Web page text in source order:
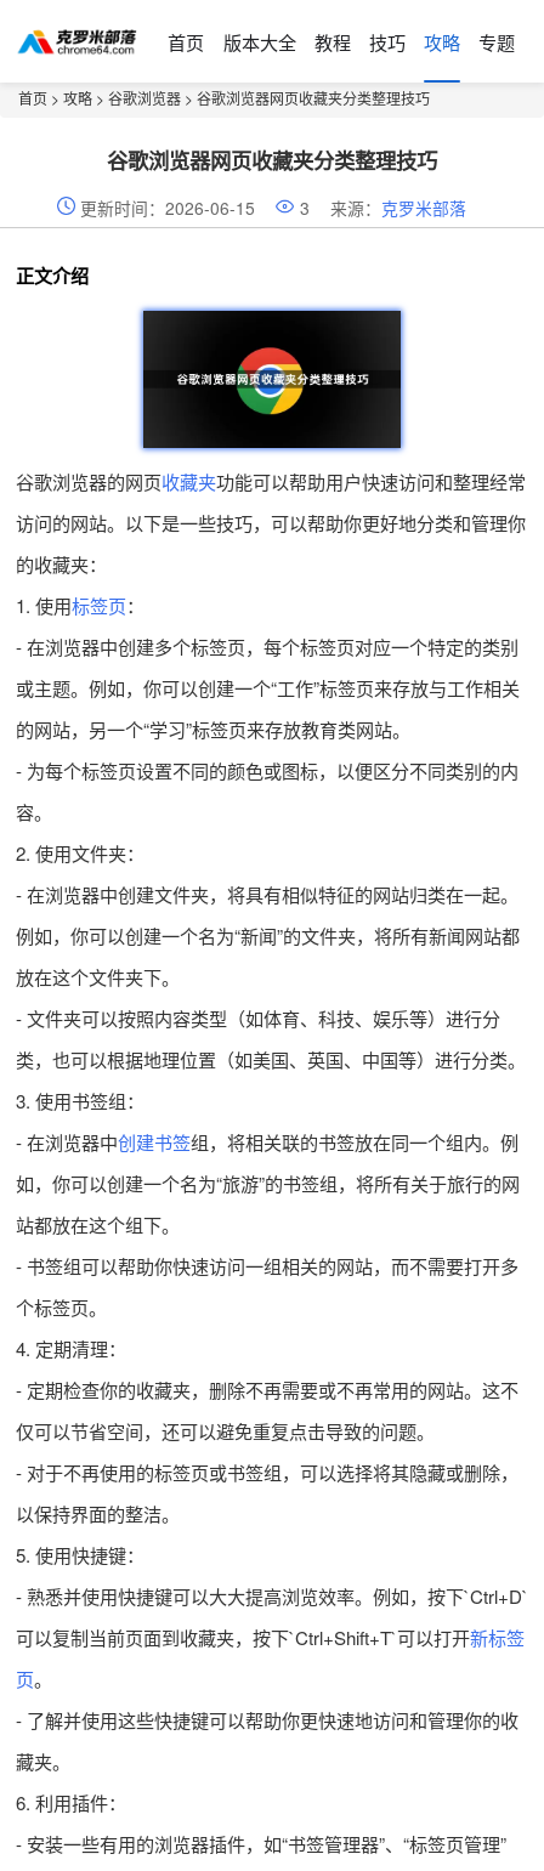
首页 版本大全 教程 技巧 攻略 专题
首页 > 攻略 > 谷歌浏览器 > 谷歌浏览器网页收藏夹分类整理技巧
谷歌浏览器网页收藏夹分类整理技巧
更新时间：2026-06-15 3 来源： 克罗米部落
正文介绍
谷歌浏览器的网页收藏夹功能可以帮助用户快速访问和整理经常
访问的网站。以下是一些技巧，可以帮助你更好地分类和管理你
的收藏夹：
1. 使用标签页：
- 在浏览器中创建多个标签页，每个标签页对应一个特定的类别
或主题。例如，你可以创建一个“工作”标签页来存放与工作相关
的网站，另一个“学习”标签页来存放教育类网站。
- 为每个标签页设置不同的颜色或图标，以便区分不同类别的内
容。
2. 使用文件夹：
- 在浏览器中创建文件夹，将具有相似特征的网站归类在一起。
例如，你可以创建一个名为“新闻”的文件夹，将所有新闻网站都
放在这个文件夹下。
- 文件夹可以按照内容类型（如体育、科技、娱乐等）进行分
类，也可以根据地理位置（如美国、英国、中国等）进行分类。
3. 使用书签组：
- 在浏览器中创建书签组，将相关联的书签放在同一个组内。例
如，你可以创建一个名为“旅游”的书签组，将所有关于旅行的网
站都放在这个组下。
- 书签组可以帮助你快速访问一组相关的网站，而不需要打开多
个标签页。
4. 定期清理：
- 定期检查你的收藏夹，删除不再需要或不再常用的网站。这不
仅可以节省空间，还可以避免重复点击导致的问题。
- 对于不再使用的标签页或书签组，可以选择将其隐藏或删除，
以保持界面的整洁。
5. 使用快捷键：
- 熟悉并使用快捷键可以大大提高浏览效率。例如，按下`Ctrl+D`
可以复制当前页面到收藏夹，按下`Ctrl+Shift+T`可以打开新标签
页。
- 了解并使用这些快捷键可以帮助你更快速地访问和管理你的收
藏夹。
6. 利用插件：
- 安装一些有用的浏览器插件，如“书签管理器”、“标签页管理”